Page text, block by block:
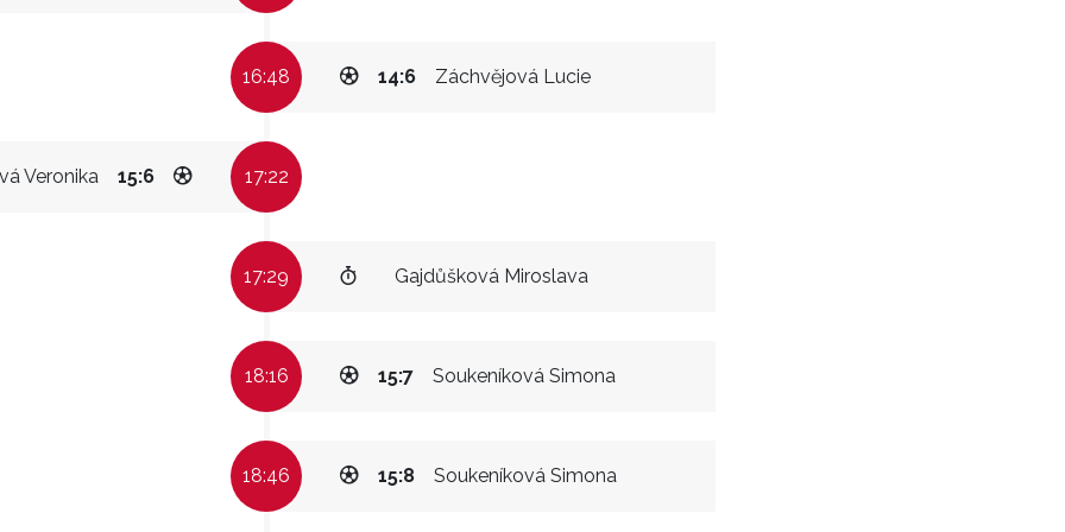
16:48 Záchvějová Lucie
14:6
Veronika 15:6 17:22
17:29 Gajdůšková Miroslava
18:16 Soukeníková Simona
15:7
18:46 Soukeníková Simona
15:8